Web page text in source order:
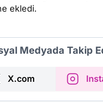
ekledi.
Medyada Takip
X.com